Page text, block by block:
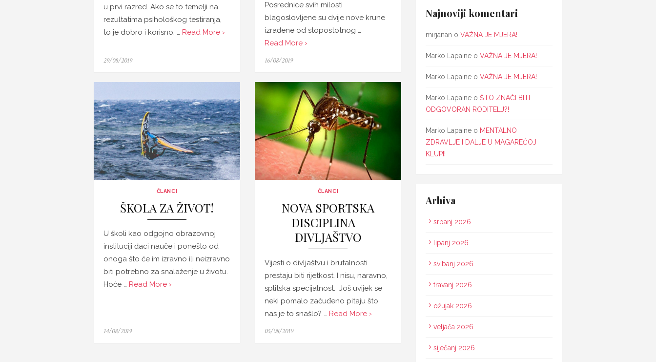
u prvi razred. Ako se to temelji na
rezultatima psihološkog testiranja,
to je dobro i korisno. … Read More ›
Posted
29/08/2019
Posrednice svih milosti
blagoslovljene su dvije nove krune
izrađene od stopostotnog …
Read More ›
Posted
16/08/2019
ČLANCI
ŠKOLA ZA ŽIVOT!
U školi kao odgojno obrazovnoj
instituciji đaci nauče i ponešto od
onoga što će im izravno ili neizravno
biti potrebno za snalaženje u životu.
Hoće … Read More ›
Posted
14/08/2019
ČLANCI
NOVA SPORTSKA
DISCIPLINA –
DIVLJAŠTVO
Vijesti o divljaštvu i brutalnosti
prestaju biti rijetkost. I nisu, naravno,
splitska specijalnost. Još uvijek se
neki pomalo začuđeno pitaju što
nas je to snašlo? … Read More ›
Posted
05/08/2019
Najnoviji komentari
mirjanan o VAŽNA JE MJERA!
Marko Lapaine o VAŽNA JE MJERA!
Marko Lapaine o VAŽNA JE MJERA!
Marko Lapaine o ŠTO ZNAČI BITI
ODGOVORAN RODITELJ?!
Marko Lapaine o MENTALNO
ZDRAVLJE I DALJE U MAGAREĆOJ
KLUPI!
Arhiva
srpanj 2026
lipanj 2026
svibanj 2026
travanj 2026
ožujak 2026
veljača 2026
siječanj 2026